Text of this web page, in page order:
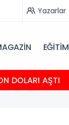
Yazarlar
EĞİTİM
DOLARI AŞTI